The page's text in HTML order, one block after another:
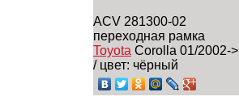
ACV 281300-02
переходная рамка
Toyota Corolla 01/2002->
/ цвет: чёрный